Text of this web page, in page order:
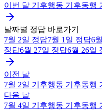
이번 달 기후행동 기후동행
날짜별 정답 바로가기
7월 2일 정답7월 1일 정답6
정답6월 27일 정답6월 26일
이전 날
7월 2일 기후행동 기후동행
다음 날
7월 4일 기후행동 기후동행